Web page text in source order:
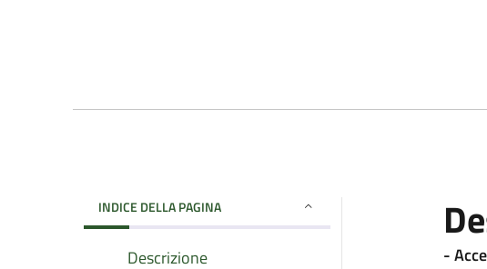
INDICE DELLA PAGINA
Descrizione
-